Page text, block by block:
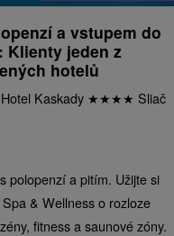
a vstupem do
Klienty jeden z
hotelů
Kaskady ★★★★ Sliač
polopenzí a pitím. Užijte si
& Wellness o rozloze
fitness a saunové zóny.